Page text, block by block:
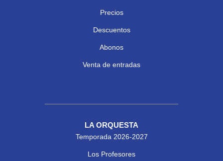
Precios
Descuentos
Abonos
Venta de entradas
LA ORQUESTA
Temporada 2026-2027
Los Profesores